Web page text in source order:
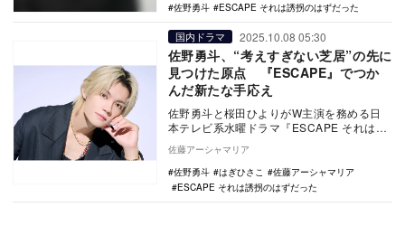
佐野勇斗
ESCAPE それは誘拐のはずだった
国内ドラマ 2025.10.08 05:30
佐野勇斗、“考えすぎない芝居”の先に
見つけた原点 『ESCAPE』でつか
んだ新たな手応え
佐野勇斗と桜田ひよりがW主演を務める日
本テレビ系水曜ドラマ『ESCAPE それは誘
拐のはずだった』が、10月8日より放送され
る。…
佐藤アーシャマリア
佐野勇斗
はぎひさこ
佐藤アーシャマリア
ESCAPE それは誘拐のはずだった